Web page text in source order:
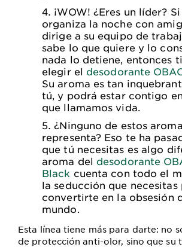
¡WOW! ¿Eres un líder?
organiza la noche con
dirige a su equipo de
sabe lo que quiere y lo
nada lo detiene, entonces
elegir el desodorante
Su aroma es tan
tú, y podrá estar contigo
que llamamos vida.
¿Ninguno de estos
representa? Eso te ha
que tú necesitas es algo
aroma del desodorante
Black cuenta con todo el
la seducción que necesitas
convertirte en la obsesión
mundo.
Esta línea tiene más para darte: no
de protección anti-olor, sino que su